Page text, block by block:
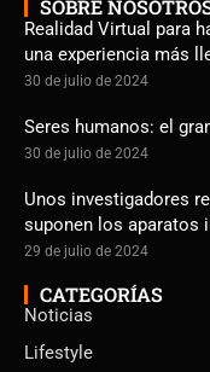
SOBRE
Realidad Virtual para
una experiencia más
30 de julio de 2024
Seres humanos: el
30 de julio de 2024
Unos investigadores
suponen los aparatos
29 de julio de 2024
CATEGORÍAS
Noticias
Lifestyle